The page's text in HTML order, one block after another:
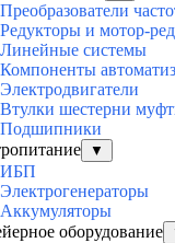
Преобразователи
Редукторы и мотор-
Линейные системы
Компоненты
Электродвигатели
Втулки шестерни
Подшипники
▼
ИБП
Электрогенераторы
Аккумуляторы
оборудование